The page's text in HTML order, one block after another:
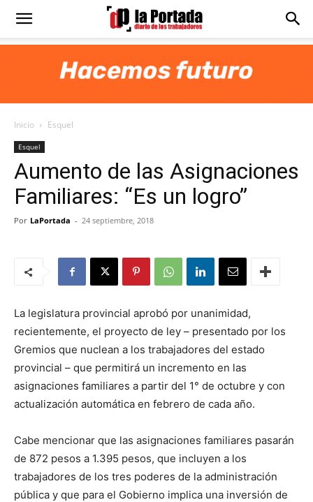
Diario
Portada
Inicio Esquel
Esquel
Aumento de las Asignaciones
Familiares: “Es un logro”
Por LaPortada - 24 septiembre, 2018
La legislatura provincial aprobó por unanimidad,
recientemente, el proyecto de ley – presentado por los
Gremios que nuclean a los trabajadores del estado
provincial – que permitirá un incremento en las
asignaciones familiares a partir del 1° de octubre y con
actualización automática en febrero de cada año.
Cabe mencionar que las asignaciones familiares pasarán
de 872 pesos a 1.395 pesos, que incluyen a los
trabajadores de los tres poderes de la administración
pública y que para el Gobierno implica una inversión de